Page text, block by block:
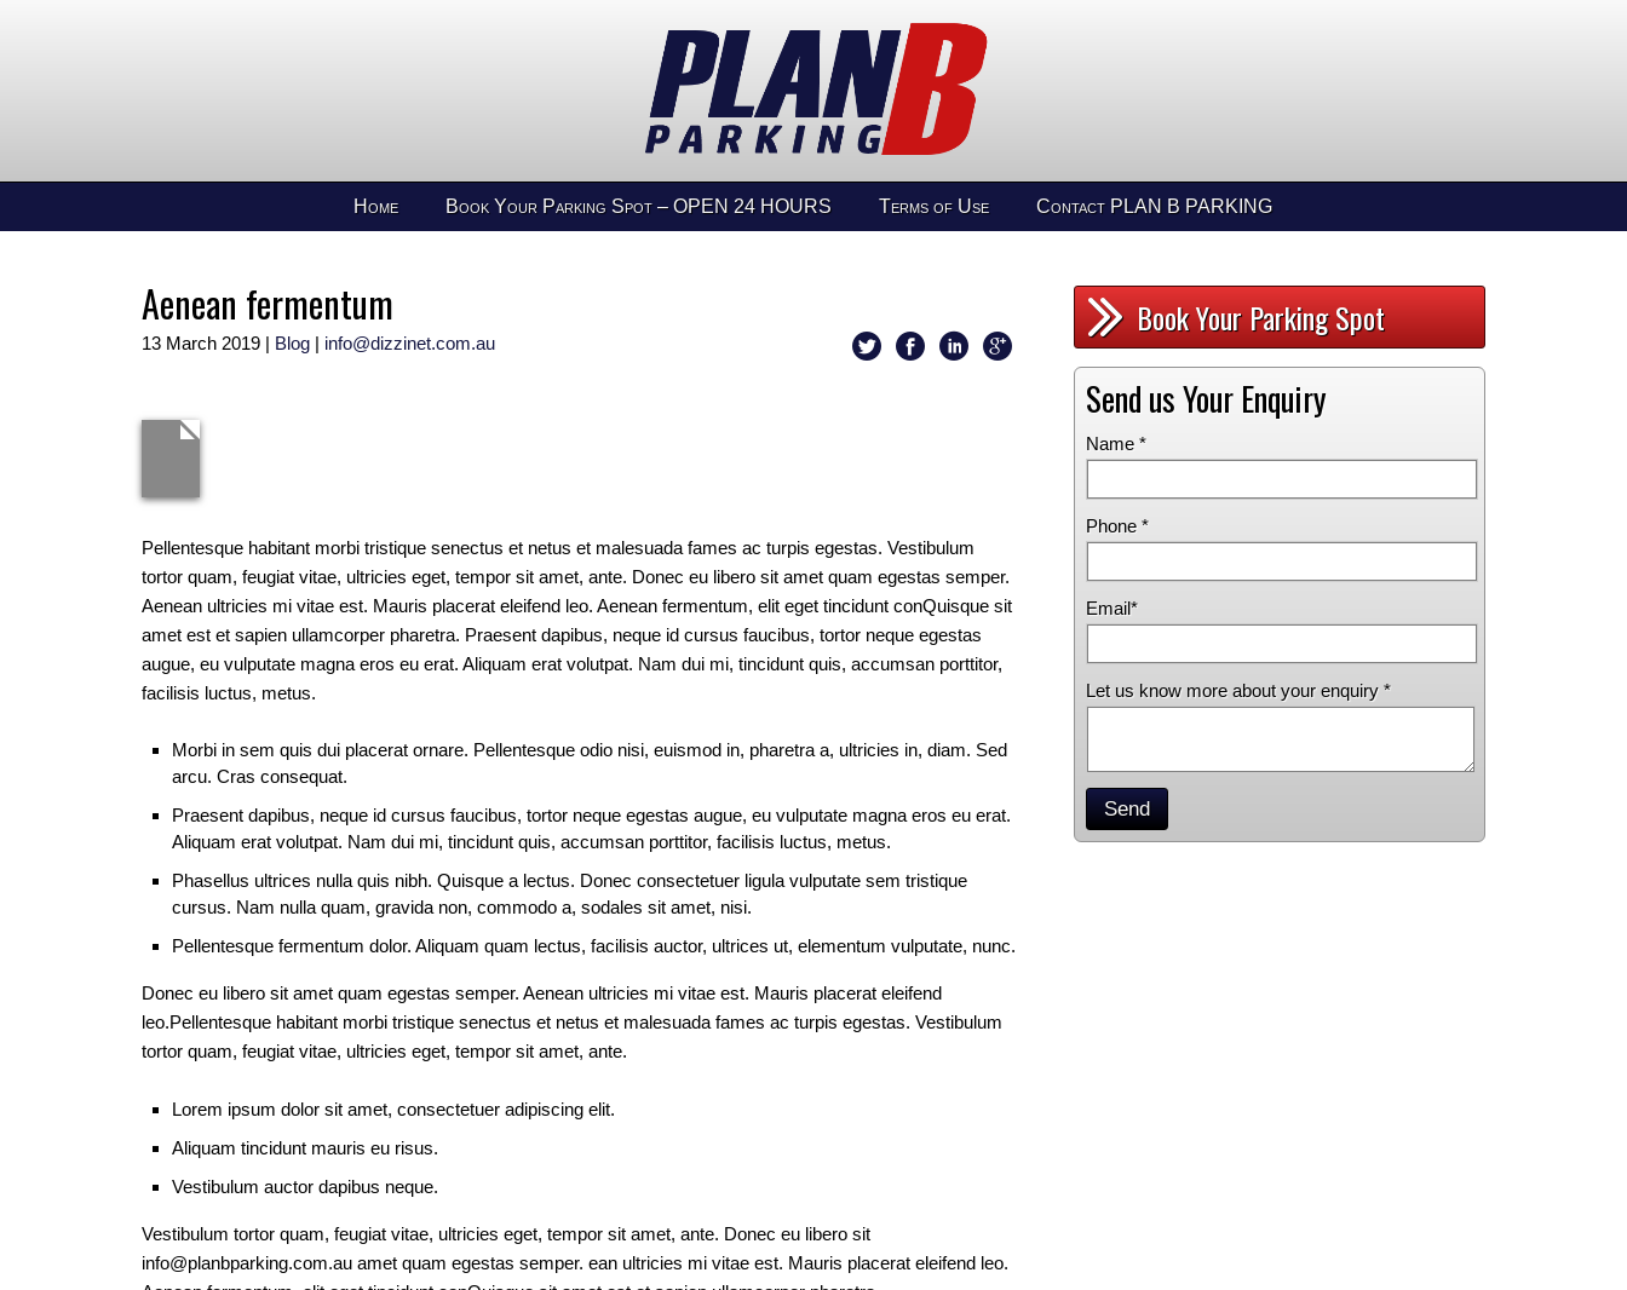
Home Book Your Parking Spot – OPEN 24 HOURS Terms of Use Contact PLAN B PARKING
Aenean fermentum
13 March 2019 | Blog | info@dizzinet.com.au
Pellentesque habitant morbi tristique senectus et netus et malesuada fames ac turpis egestas. Vestibulum
tortor quam, feugiat vitae, ultricies eget, tempor sit amet, ante. Donec eu libero sit amet quam egestas semper.
Aenean ultricies mi vitae est. Mauris placerat eleifend leo. Aenean fermentum, elit eget tincidunt conQuisque sit
amet est et sapien ullamcorper pharetra. Praesent dapibus, neque id cursus faucibus, tortor neque egestas
augue, eu vulputate magna eros eu erat. Aliquam erat volutpat. Nam dui mi, tincidunt quis, accumsan porttitor,
facilisis luctus, metus.
Morbi in sem quis dui placerat ornare. Pellentesque odio nisi, euismod in, pharetra a, ultricies in, diam. Sed
arcu. Cras consequat.
Praesent dapibus, neque id cursus faucibus, tortor neque egestas augue, eu vulputate magna eros eu erat.
Aliquam erat volutpat. Nam dui mi, tincidunt quis, accumsan porttitor, facilisis luctus, metus.
Phasellus ultrices nulla quis nibh. Quisque a lectus. Donec consectetuer ligula vulputate sem tristique
cursus. Nam nulla quam, gravida non, commodo a, sodales sit amet, nisi.
Pellentesque fermentum dolor. Aliquam quam lectus, facilisis auctor, ultrices ut, elementum vulputate, nunc.
Donec eu libero sit amet quam egestas semper. Aenean ultricies mi vitae est. Mauris placerat eleifend
leo.Pellentesque habitant morbi tristique senectus et netus et malesuada fames ac turpis egestas. Vestibulum
tortor quam, feugiat vitae, ultricies eget, tempor sit amet, ante.
Lorem ipsum dolor sit amet, consectetuer adipiscing elit.
Aliquam tincidunt mauris eu risus.
Vestibulum auctor dapibus neque.
Vestibulum tortor quam, feugiat vitae, ultricies eget, tempor sit amet, ante. Donec eu libero sit
info@planbparking.com.au amet quam egestas semper. ean ultricies mi vitae est. Mauris placerat eleifend leo.
Book Your Parking Spot
Send us Your Enquiry
Name *
Phone *
Email*
Let us know more about your enquiry *
Send